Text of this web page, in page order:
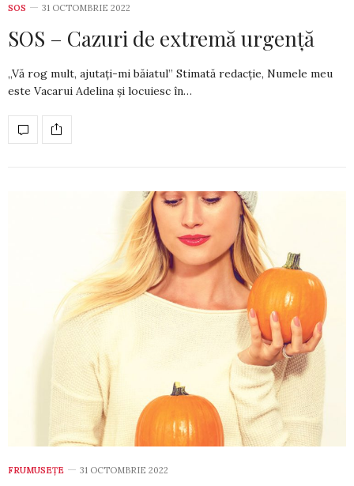
SOS 31 OCTOMBRIE 2022
SOS – Cazuri de extremă urgență
„Vă rog mult, ajutați-mi băiatul” Stimată redacție, Numele meu
este Vacarui Adelina și locuiesc în…
FRUMUSEȚE 31 OCTOMBRIE 2022